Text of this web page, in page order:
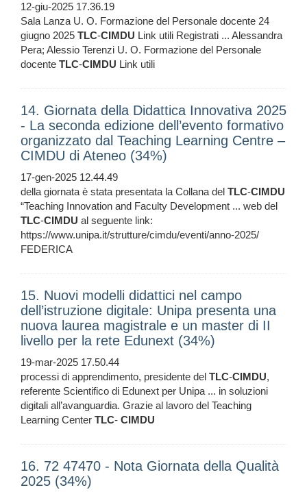
12-giu-2025 17.36.19
Sala Lanza U. O. Formazione del Personale docente 24
giugno 2025 TLC-CIMDU Link utili Registrati ... Alessandra
Pera; Alessio Terenzi U. O. Formazione del Personale
docente TLC-CIMDU Link utili
14. Giornata della Didattica Innovativa 2025
- La seconda edizione dell’evento formativo
organizzato dal Teaching Learning Centre –
CIMDU di Ateneo (34%)
17-gen-2025 12.44.49
della giornata è stata presentata la Collana del TLC-CIMDU
“Teaching Innovation and Faculty Development ... web del
TLC-CIMDU al seguente link:
https://www.unipa.it/strutture/cimdu/eventi/anno-2025/
FEDERICA
15. Nuovi modelli didattici nel campo
dell’istruzione digitale: Unipa presenta una
nuova laurea magistrale e un master di II
livello per la rete Edunext (34%)
19-mar-2025 17.50.44
processi di apprendimento, presidente del TLC-CIMDU,
referente Scientifico di Edunext per Unipa ... in soluzioni
digitali all’avanguardia. Grazie al lavoro del Teaching
Learning Center TLC- CIMDU
16. 72 47470 - Nota Giornata della Qualità
2025 (34%)